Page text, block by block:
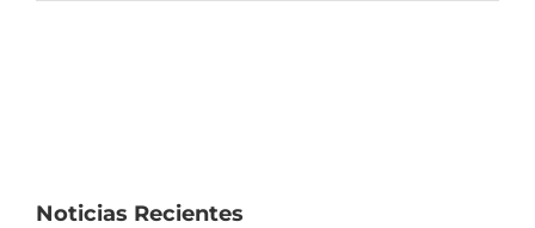
Noticias Recientes